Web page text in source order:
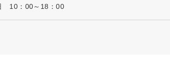
10：00～18：00